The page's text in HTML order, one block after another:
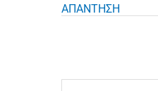
ΑΠΑΝΤΗΣΗ